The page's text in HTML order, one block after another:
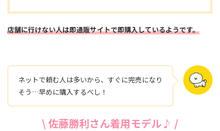
店舗に行けない人は即通販サイトで即購入しているようです。
ネットで頼む人は多いから、すぐに完売になり
そう…早めに購入するべし！
\ 佐藤勝利さん着用モデル♪ /